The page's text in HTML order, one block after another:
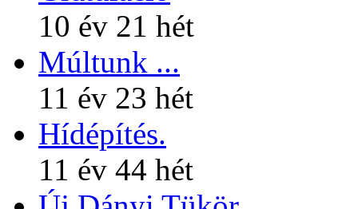
10 év 21 hét
Múltunk ...
11 év 23 hét
Hídépítés.
11 év 44 hét